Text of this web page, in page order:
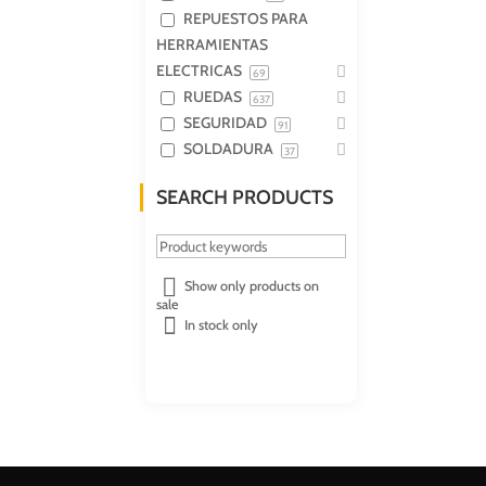
REPUESTOS PARA
HERRAMIENTAS
ELECTRICAS
69
RUEDAS 637
SEGURIDAD 91
SOLDADURA 37
SEARCH PRODUCTS
Show only products on
sale
In stock only